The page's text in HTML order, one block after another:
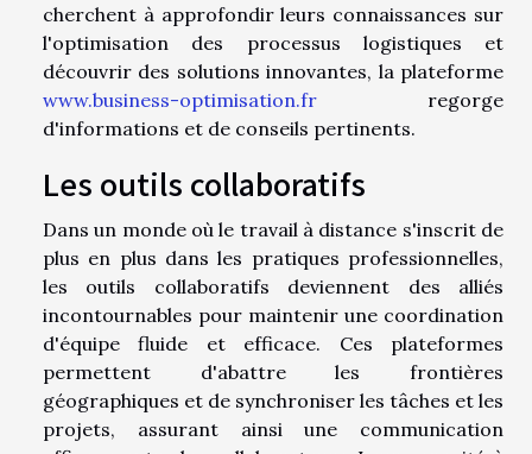
cherchent à approfondir leurs connaissances sur
l'optimisation des processus logistiques et
découvrir des solutions innovantes, la plateforme
www.business-optimisation.fr regorge
d'informations et de conseils pertinents.
Les outils collaboratifs
Dans un monde où le travail à distance s'inscrit de
plus en plus dans les pratiques professionnelles,
les outils collaboratifs deviennent des alliés
incontournables pour maintenir une coordination
d'équipe fluide et efficace. Ces plateformes
permettent d'abattre les frontières
géographiques et de synchroniser les tâches et les
projets, assurant ainsi une communication